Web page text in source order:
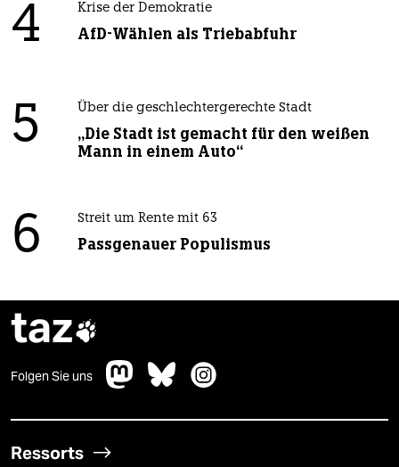
4 Krise der Demokratie
AfD-Wählen als Triebabfuhr
5 Über die geschlechtergerechte Stadt
„Die Stadt ist gemacht für den weißen
Mann in einem Auto“
6 Streit um Rente mit 63
Passgenauer Populismus
taz
Folgen Sie uns
Ressorts